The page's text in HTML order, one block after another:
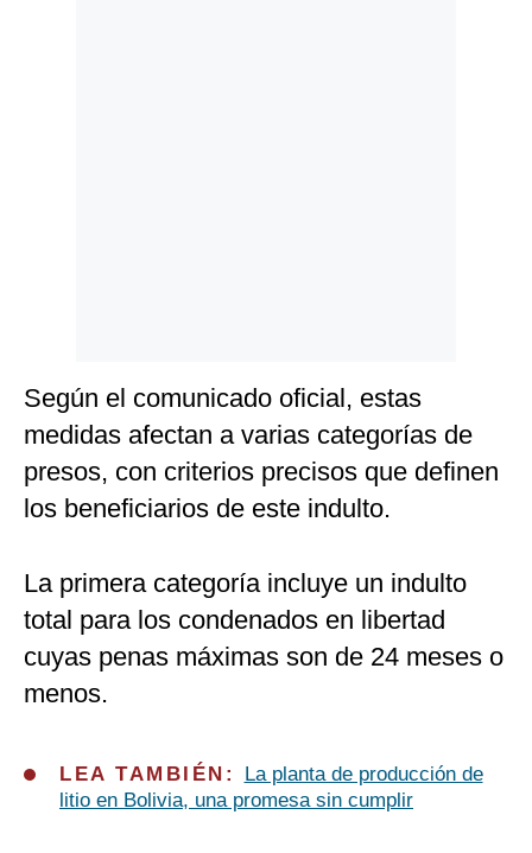
Según el comunicado oficial, estas
medidas afectan a varias categorías de
presos, con criterios precisos que definen
los beneficiarios de este indulto.
La primera categoría incluye un indulto
total para los condenados en libertad
cuyas penas máximas son de 24 meses o
menos.
LEA TAMBIÉN:
La planta de producción de
litio en Bolivia, una promesa sin cumplir